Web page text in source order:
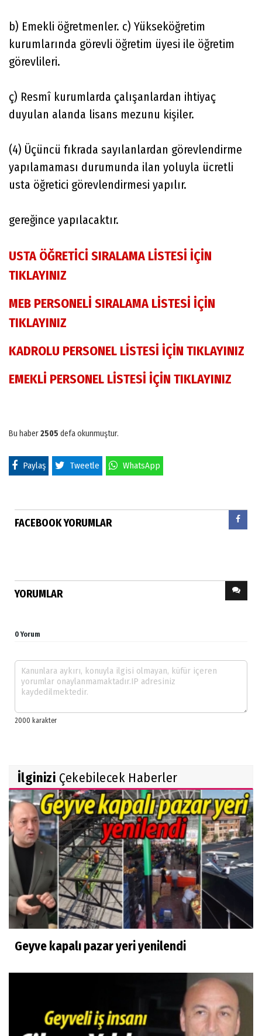
b) Emekli öğretmenler. c) Yükseköğretim
kurumlarında görevli öğretim üyesi ile öğretim
görevlileri.
ç) Resmî kurumlarda çalışanlardan ihtiyaç
duyulan alanda lisans mezunu kişiler.
(4) Üçüncü fıkrada sayılanlardan görevlendirme
yapılamaması durumunda ilan yoluyla ücretli
usta öğretici görevlendirmesi yapılır.
gereğince yapılacaktır.
USTA ÖĞRETİCİ SIRALAMA LİSTESİ İÇİN
TIKLAYINIZ
MEB PERSONELİ SIRALAMA LİSTESİ İÇİN
TIKLAYINIZ
KADROLU PERSONEL LİSTESİ İÇİN TIKLAYINIZ
EMEKLİ PERSONEL LİSTESİ İÇİN TIKLAYINIZ
Bu haber2505 defa okunmuştur.
Paylaş Tweetle WhatsApp
FACEBOOK YORUMLAR
YORUMLAR
0 Yorum
İlginizi Çekebilecek Haberler
Geyve kapalı pazar yeri yenilendi